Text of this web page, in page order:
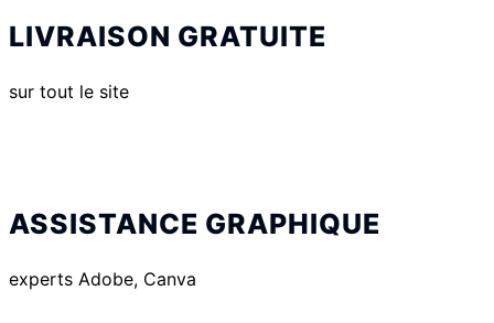
LIVRAISON GRATUITE
sur tout le site
ASSISTANCE GRAPHIQUE
experts Adobe, Canva